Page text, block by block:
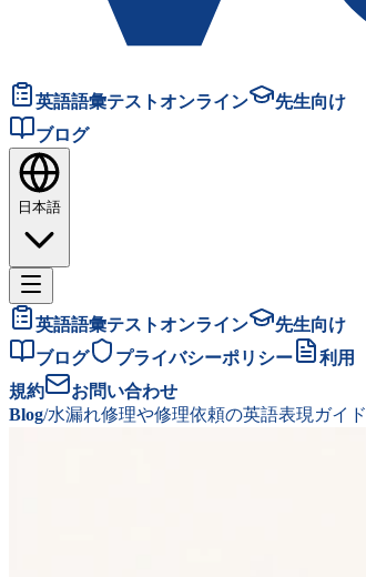
英語語彙テストオンライン
先生向け
ブログ
日本語
英語語彙テストオンライン
先生向け
ブログ
プライバシーポリシー
利用
規約
お問い合わせ
Blog/水漏れ修理や修理依頼の英語表現ガイド